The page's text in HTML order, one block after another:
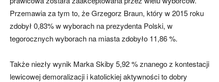
Przemawia za tym to, że Grzegorz Braun, który w 2015 roku
zdobył 0,83% w wyborach na prezydenta Polski, w
tegorocznych wyborach na miasta zdobyło 11,86 %.
Także niezły wynik Marka Skiby 5,92 % znanego z kontestacji
lewicowej demoralizacji i katolickiej aktywności to dobry